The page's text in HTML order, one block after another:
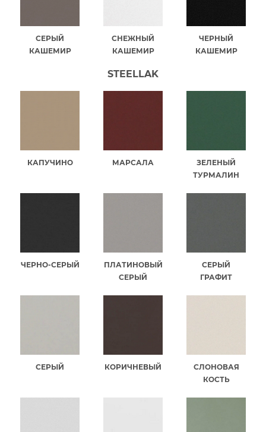
СЕРЫЙ
КАШЕМИР
СНЕЖНЫЙ
КАШЕМИР
ЧЕРНЫЙ
КАШЕМИР
STEELLAK
КАПУЧИНО МАРСАЛА
ЗЕЛЕНЫЙ
ТУРМАЛИН
ЧЕРНО-СЕРЫЙ
ПЛАТИНОВЫЙ
СЕРЫЙ
СЕРЫЙ
ГРАФИТ
СЕРЫЙ КОРИЧНЕВЫЙ
СЛОНОВАЯ
КОСТЬ